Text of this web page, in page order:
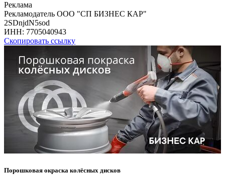
Реклама
Рекламодатель ООО "СП БИЗНЕС КАР"
2SDnjdN5sod
ИНН: 7705040943
Скопировать ссылку
Порошковая окраска колёсных дисков